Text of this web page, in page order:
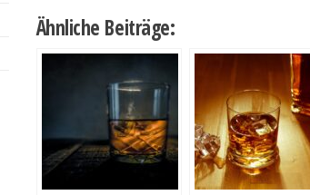
Ähnliche Beiträge: